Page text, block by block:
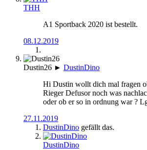
THH
A1 Sportback 2020 ist bestellt.
08.12.2019
Dustin26 ► DustinDino
Hi Dustin wollt dich mal fragen
Rieger Defusor noch was
oder ob er so in ordnung war ?
27.11.2019
DustinDino gefällt das.
DustinDino